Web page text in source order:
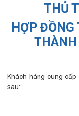
THỦ
HỢP ĐỒNG
THÀNH
Khách hàng cung
sau: